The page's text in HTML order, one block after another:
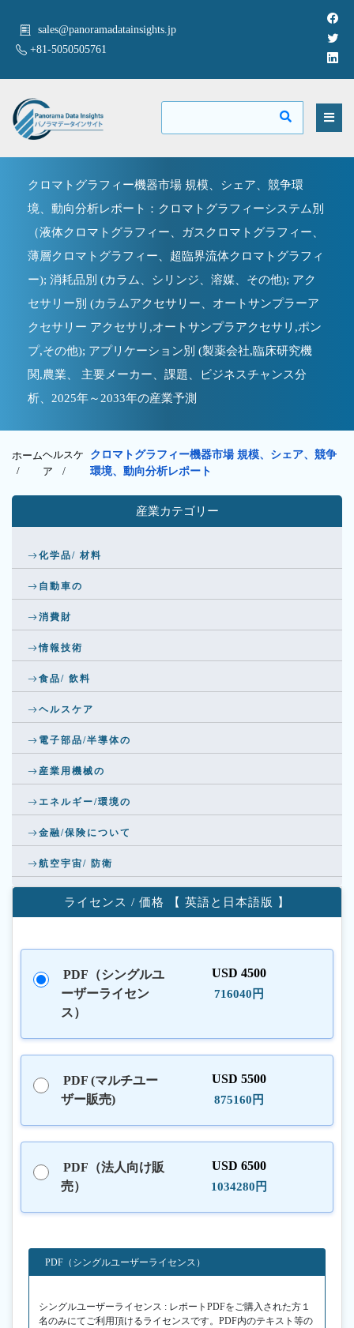
sales@panoramadatainsights.jp
+81-5050505761
クロマトグラフィー機器市場 規模、シェア、競争環
境、動向分析レポート：クロマトグラフィーシステム別
（液体クロマトグラフィー、ガスクロマトグラフィー、
薄層クロマトグラフィー、超臨界流体クロマトグラフィ
ー); 消耗品別 (カラム、シリンジ、溶媒、その他); アク
セサリー別 (カラムアクセサリー、オートサンプラーア
クセサリー アクセサリ,オートサンプラアクセサリ,ポン
プ,その他); アプリケーション別 (製薬会社,臨床研究機
関,農業、 主要メーカー、課題、ビジネスチャンス分
析、2025年～2033年の産業予測
ホーム
/
ヘルスケ
ア /
クロマトグラフィー機器市場 規模、シェア、競争
環境、動向分析レポート
産業カテゴリー
化学品/ 材料
自動車の
消費財
情報技術
食品/ 飲料
ヘルスケア
電子部品/半導体の
産業用機械の
エネルギー/環境の
金融/保険について
航空宇宙/ 防衛
ライセンス / 価格 【 英語と日本語版 】
PDF（シングルユ
ーザーライセン
ス）
USD 4500
716040円
PDF (マルチユー
ザー販売)
USD 5500
875160円
PDF（法人向け販
売）
USD 6500
1034280円
PDF（シングルユーザーライセンス）
シングルユーザーライセンス : レポートPDFをご購入された方１
名のみにてご利用頂けるライセンスです。PDF内のテキスト等の